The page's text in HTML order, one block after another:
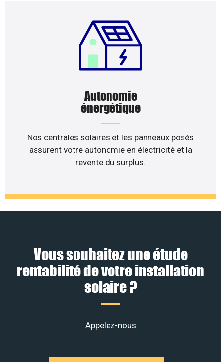
Autonomie
énergétique
Nos centrales solaires et les panneaux posés
assurent votre autonomie en électricité et la
revente du surplus.
Vous souhaitez une étude
rentabilité de votre installation
solaire ?
Appelez-nous